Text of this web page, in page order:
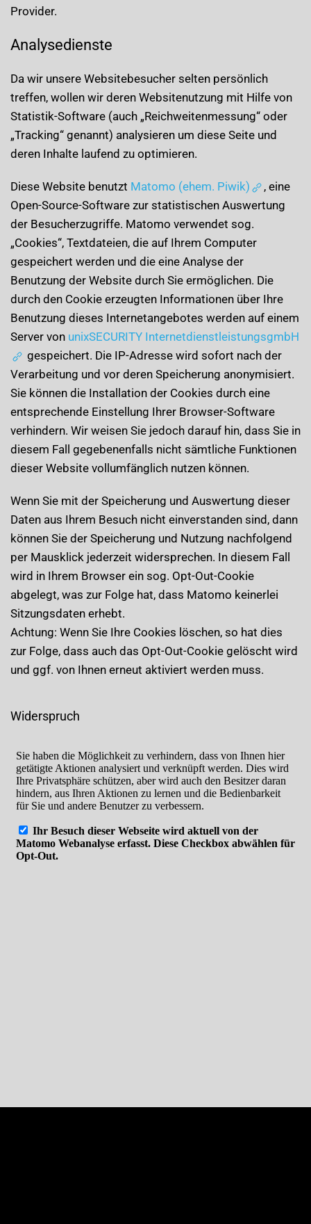
Provider.
Analysedienste
Da wir unsere Websitebesucher selten persönlich
treffen, wollen wir deren Websitenutzung mit Hilfe von
Statistik-Software (auch „Reichweitenmessung“ oder
„Tracking“ genannt) analysieren um diese Seite und
deren Inhalte laufend zu optimieren.
Diese Website benutzt Matomo (ehem. Piwik)
, eine
Open-Source-Software zur statistischen Auswertung
der Besucherzugriffe. Matomo verwendet sog.
„Cookies“, Textdateien, die auf Ihrem Computer
gespeichert werden und die eine Analyse der
Benutzung der Website durch Sie ermöglichen. Die
durch den Cookie erzeugten Informationen über Ihre
Benutzung dieses Internetangebotes werden auf einem
Server von unixSECURITY InternetdienstleistungsgmbH
gespeichert. Die IP-Adresse wird sofort nach der
Verarbeitung und vor deren Speicherung anonymisiert.
Sie können die Installation der Cookies durch eine
entsprechende Einstellung Ihrer Browser-Software
verhindern. Wir weisen Sie jedoch darauf hin, dass Sie in
diesem Fall gegebenenfalls nicht sämtliche Funktionen
dieser Website vollumfänglich nutzen können.
Wenn Sie mit der Speicherung und Auswertung dieser
Daten aus Ihrem Besuch nicht einverstanden sind, dann
können Sie der Speicherung und Nutzung nachfolgend
per Maus­klick jederzeit widersprechen. In diesem Fall
wird in Ihrem Browser ein sog. Opt-Out-Cookie
abgelegt, was zur Folge hat, dass Matomo keinerlei
Sitzungsdaten erhebt.
Achtung: Wenn Sie Ihre Cookies löschen, so hat dies
zur Folge, dass auch das Opt-Out-Cookie gelöscht wird
und ggf. von Ihnen erneut aktiviert werden muss.
Widerspruch